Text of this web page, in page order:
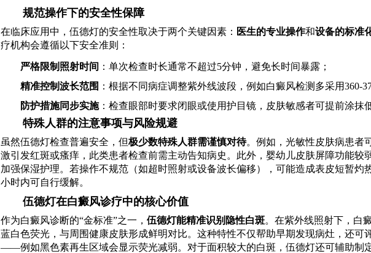
规范操作下的安全性保障
在临床应用中，伍德灯的安全性取决于两个关键因素： 医生的专业操作和设备的标准
疗机构会遵循以下安全准则：
严格限制照射时间 ：单次检查时长通常不超过5分钟，避免长时间暴露；
精准控制波长范围 ：根据不同病症调整紫外线波段，例如白癜风检测多采用360-
防护措施同步实施：检查眼部时要求闭眼或使用护目镜，皮肤敏感者可提前涂抹
特殊人群的注意事项与风险规避
虽然伍德灯检查普遍安全，但极少数特殊人群需谨慎对待。例如，光敏性皮肤病患者
激引发红斑或瘙痒，此类患者检查前需主动告知病史。此外，婴幼儿皮肤屏障功能较
加强保湿护理。若操作不规范（如超时照射或设备波长偏移），可能造成表皮短暂灼
小时内可自行缓解。
伍德灯在白癜风诊疗中的核心价值
作为白癜风诊断的“金标准”之一， 伍德灯能精准识别隐性白斑。在紫外线照射下，白
蓝白色荧光，与周围健康皮肤形成鲜明对比。这种特性不仅帮助早期发现病灶，还可
——例如黑色素再生区域会显示荧光减弱。对于面积较大的白斑，伍德灯还可辅助制